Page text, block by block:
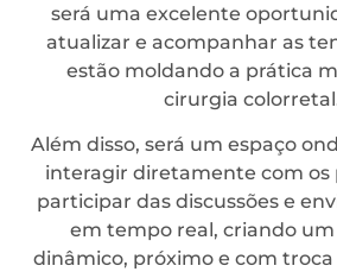
será uma excelente
atualizar e acompanhar as
estão moldando a prática
cirurgia
Além disso, será um espaço
interagir diretamente com os
participar das discussões e
em tempo real, criando
dinâmico, próximo e com